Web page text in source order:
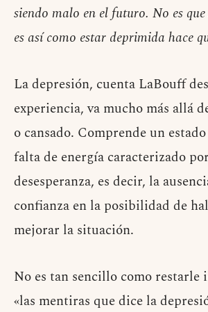
siendo malo en el futuro. No es
es así como estar deprimida hace
La depresión, cuenta LaBouff
experiencia, va mucho más allá
o cansado. Comprende un
falta de energía caracterizado
desesperanza, es decir, la
confianza en la posibilidad de
mejorar la situación.
No es tan sencillo como restarle
«las mentiras que dice la